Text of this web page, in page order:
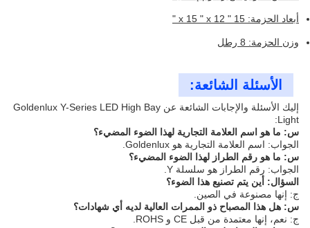
أبعاد الحزمة: 15 " x 15 " x 12 "
وزن الحزمة: 8 رطل
الأسئلة الشائعة:
إليك الأسئلة والإجابات الشائعة عن Goldenlux Y-Series LED High Bay
Light:
س: ما هو اسم العلامة التجارية لهذا الضوء المضيء؟
الجواب: اسم العلامة التجارية هو Goldenlux.
س: ما هو رقم الطراز لهذا الضوء المضيء؟
الجواب: رقم الطراز هو سلسلة Y.
السؤال: أين يتم تصنيع هذا الضوء؟
ج: إنها مصنوعة في الصين.
س: هل هذا المصباح ذو الممرات العالية لديه أي شهادات؟
ج: نعم، إنها معتمدة من قبل CE و ROHS.